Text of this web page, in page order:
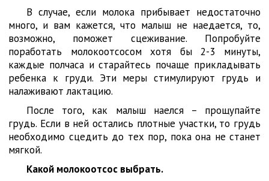
В случае, если молока прибывает недостаточно
много, и вам кажется, что малыш не наедается, то,
возможно, поможет сцеживание. Попробуйте
поработать молокоотсосом хотя бы 2-3 минуты,
каждые полчаса и старайтесь почаще прикладывать
ребенка к груди. Эти меры стимулируют грудь и
налаживают лактацию.
После того, как малыш наелся – прощупайте
грудь. Если в ней остались плотные участки, то грудь
необходимо сцедить до тех пор, пока она не станет
мягкой.
Какой молокоотсос выбрать.